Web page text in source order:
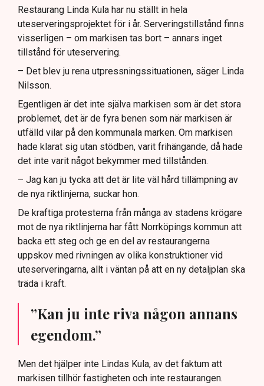
Restaurang Linda Kula har nu ställt in hela
uteserveringsprojektet för i år. Serveringstillstånd finns
visserligen – om markisen tas bort – annars inget
tillstånd för uteservering.
– Det blev ju rena utpressningssituationen, säger Linda
Nilsson.
Egentligen är det inte själva markisen som är det stora
problemet, det är de fyra benen som när markisen är
utfälld vilar på den kommunala marken. Om markisen
hade klarat sig utan stödben, varit frihängande, då hade
det inte varit något bekymmer med tillstånden.
– Jag kan ju tycka att det är lite väl hård tillämpning av
de nya riktlinjerna, suckar hon.
De kraftiga protesterna från många av stadens krögare
mot de nya riktlinjerna har fått Norrköpings kommun att
backa ett steg och ge en del av restaurangerna
uppskov med rivningen av olika konstruktioner vid
uteserveringarna, allt i väntan på att en ny detaljplan ska
träda i kraft.
”Kan ju inte riva någon annans
egendom.”
Men det hjälper inte Lindas Kula, av det faktum att
markisen tillhör fastigheten och inte restaurangen.